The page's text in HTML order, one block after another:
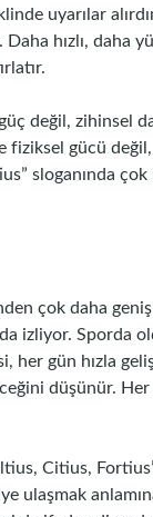
uyarılar
hızlı, daha
değil, zihinsel
gücü değil,
sloganında
çok daha
izliyor. Sporda
her gün hızla
düşünür.
Citius,
ulaşmak